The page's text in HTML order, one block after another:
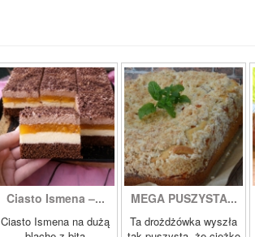
Ciasto Ismena –...
Ciasto Ismena na dużą
MEGA PUSZYSTA...
Ta drożdżówka wyszła